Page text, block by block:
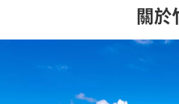
關於